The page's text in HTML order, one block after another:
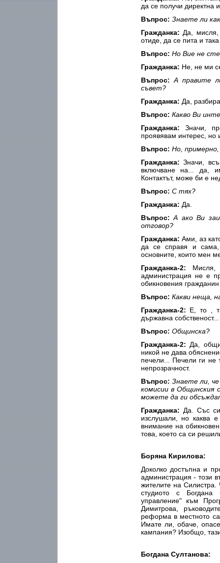
да се получи директна
Въпрос: Знаете ли
Гражданка: Да,
отиде, да се пита и
Въпрос: Но Вие не
Гражданка: Не, не ми
Въпрос: А правите
съвет?
Гражданка: Да,
Въпрос: Какво Ви
Гражданка: Значи,
проявявам интерес, но
Въпрос: Но,
Гражданка:Значи,
включване на... да,
Контактът, може би е
Въпрос: С тях?
Гражданка: Да.
Въпрос: А ако Ви
отговор?
Гражданка: Ами, аз
да се справя и сама,
основните, които мен
Гражданка-2: Мисля,
администрация не е
обикновения
Въпрос: Какви неща,
Гражданка-2: Е, то ,
държавна собственост...
Въпрос: Общинска?
Гражданка-2: Да,
никой не дава
печели... Печели ги не
непрозрачност.
Въпрос: Знаете ли,
комисии в Общинския
можете да ги
Гражданка: Да. Със
изслушали, но каква
внимание на
това, което са си
Боряна Кирилова:
Доколко достъпна и
администрация - този
жителите на Силистра.
студиото с Богдана
управление" към
Димитрова,
реформа в местното
Имате ли, обаче,
кампания? Изобщо,
Богдана Султанова: